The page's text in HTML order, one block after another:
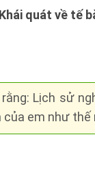
quát về tế
Lịch sử
của em như thế